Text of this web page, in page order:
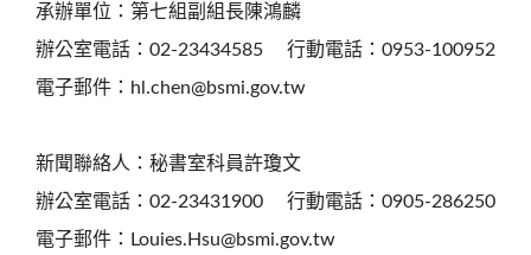
承辦單位：第七組副組長陳鴻麟
辦公室電話：02-23434585 行動電話：0953-100952
電子郵件：hl.chen@bsmi.gov.tw
新聞聯絡人：秘書室科員許瓊文
辦公室電話：02-23431900 行動電話：0905-286250
電子郵件：Louies.Hsu@bsmi.gov.tw